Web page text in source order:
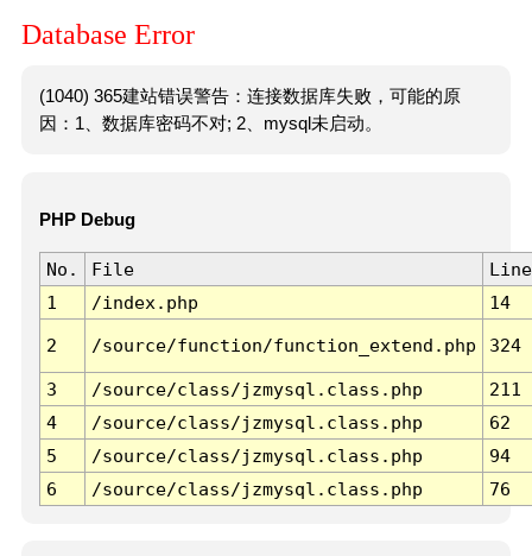
Database Error
(1040) 365建站错误警告：连接数据库失败，可能的原
因：1、数据库密码不对; 2、mysql未启动。
PHP Debug
No. File
Line
1
/index.php 14
2 /source/function/function_extend.php 324
3 /source/class/jzmysql.class.php
211
4
/source/class/jzmysql.class.php
62
5
/source/class/jzmysql.class.php
94
6
/source/class/jzmysql.class.php 76